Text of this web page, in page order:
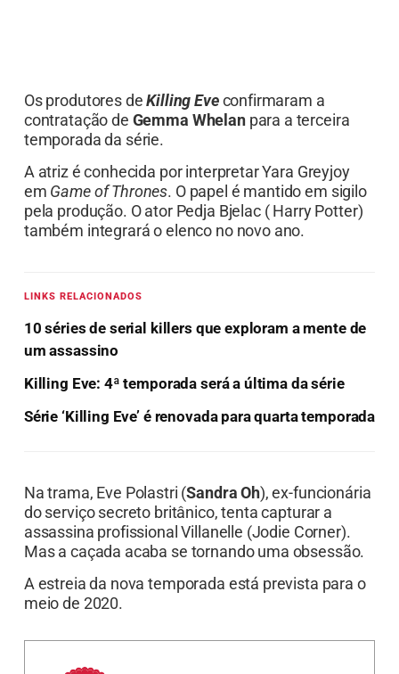
Os produtores deKilling Eve confirmaram a
contratação de Gemma Whelanpara a terceira
temporada da série.
A atriz é conhecida por interpretar Yara Greyjoy
em Game of Thrones. O papel é mantido em sigilo
pela produção. O ator Pedja Bjelac ( Harry Potter)
também integrará o elenco no novo ano.
LINKS RELACIONADOS
10 séries de serial killers que exploram a mente de
um assassino
Killing Eve: 4ª temporada será a última da série
Série ‘Killing Eve’ é renovada para quarta temporada
Na trama, Eve Polastri (Sandra Oh), ex-funcionária
do serviço secreto britânico, tenta capturar a
assassina profissional Villanelle (Jodie Corner).
Mas a caçada acaba se tornando uma obsessão.
A estreia da nova temporada está prevista para o
meio de 2020.